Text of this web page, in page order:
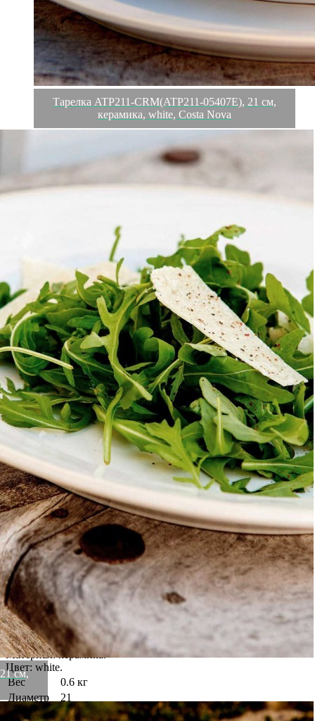
Тарелка ATP211-CRM(ATP211-05407E), 21 см,
керамика, white, Costa Nova
см,
Обзор
Характеристики
Отзывы0
COSTA NOVA — производственное предприятие,
запустившее изготовление посуды в 2005 году в Португалии.
Своим названием бренд обязан маленькой деревне с глубокой
историей, берущей свои истоки в 18 веке.
Продукция фабрики COSTA NOVA обладает рядом
уникальных характеристик: высокая прочность, устойчивость
к сколам, термостойкость, способность выдерживать
температурный шок, возможность использования в
посудомоечных машинах, идеальная гладкость поверхности.
Продукция не требует особенного ухода, проста в
эксплуатации.
Вся посуда COSTA NOVA отвечает международным
стандартам, включая CaliforniaProp 65. Посуда не содержит
свинец и кадмий.
COSTA NOVA соединяет традиции с новейшими
технологиями для того, чтобы создать превосходную
керамическую посуду. COSTA NOVA - идеальное украшение
Вашего стола.
Фабрика входит в число крупнейших производителей
профессиональной посуды, лидирующих по объему продаж во
всем мире.
Материал: керамика.
Цвет: white.
Вес
0.6 кг
Диаметр
21
Материал керамика